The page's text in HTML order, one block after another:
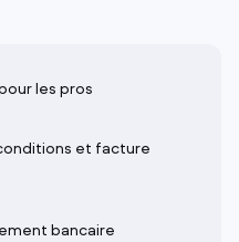
les pros
et facture
bancaire